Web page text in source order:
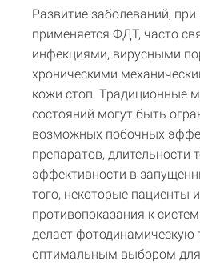
Развитие заболеваний,
применяется ФДТ, часто
инфекциями, вирусными
хроническими
кожи стоп. Традиционные
состояний могут быть
возможных побочных
препаратов, длительности
эффективности в
того, некоторые пациенты
противопоказания к
делает фотодинамическую
оптимальным выбором для